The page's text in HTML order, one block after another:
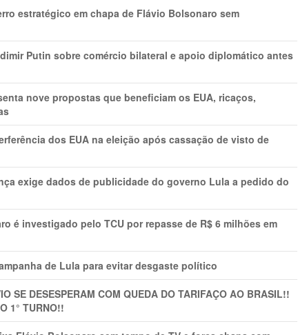
estratégico em chapa de Flávio Bolsonaro sem
Putin sobre comércio bilateral e apoio diplomático antes
nove propostas que beneficiam os EUA, ricaços,
dos EUA na eleição após cassação de visto de
exige dados de publicidade do governo Lula a pedido do
é investigado pelo TCU por repasse de R$ 6 milhões em
de Lula para evitar desgaste político
SE DESESPERAM COM QUEDA DO TARIFAÇO AO BRASIL!!
1° TURNO!!